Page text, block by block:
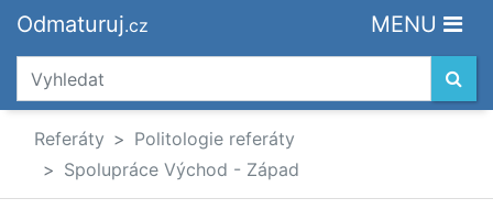
Odmaturuj.cz MENU
Referáty
Politologie referáty
Spolupráce Východ - Západ